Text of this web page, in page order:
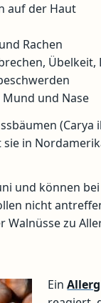
auf der Haut
Rachen
Übelkeit,
und Nase
in
und können
nicht
Walnüsse zu
Ein